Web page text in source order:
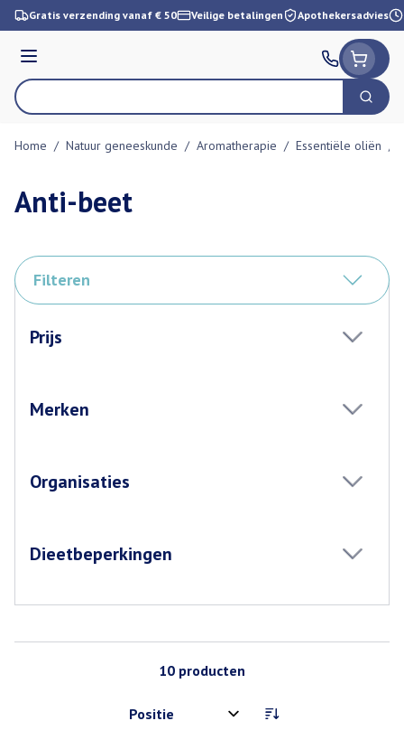
Ga naar de inhoud
Gratis verzending vanaf € 50 Veilige betalingen Apothekersadvies
Menu
Product, merk, categorie... Zoek
Home / Natuur geneeskunde / Aromatherapie / Essentiële oliën /
Anti-beet
Filteren
Prijs
Merken
Organisaties
Dieetbeperkingen
10 producten
Sorteer op: